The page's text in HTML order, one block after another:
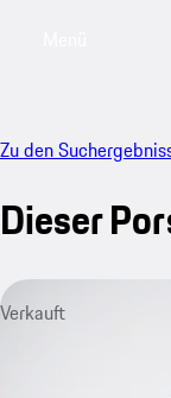
Zu den
Dieser
Verkauft